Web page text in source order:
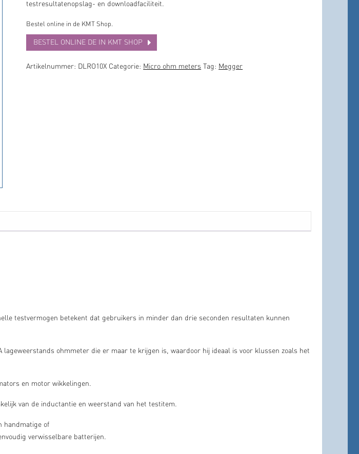
testresultatenopslag- en downloadfaciliteit.
Bestel online in de KMT Shop.
BESTEL ONLINE DE IN KMT SHOP
Artikelnummer: DLRO10X Categorie: Micro ohm meters Tag: Megger
testvermogen betekent dat gebruikers in minder dan drie seconden resultaten kunnen
ohmmeter die er maar te krijgen is, waardoor hij ideaal is voor klussen zoals het
en motor wikkelingen.
van de inductantie en weerstand van het testitem.
handmatige of
verwisselbare batterijen.